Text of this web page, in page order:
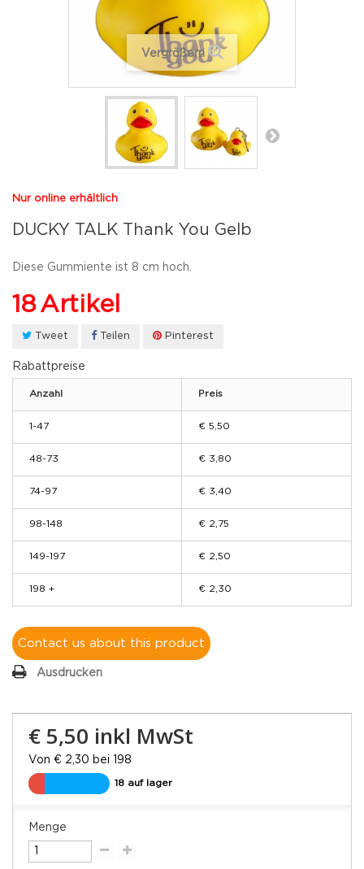
Vergrößern
Nur online erhältlich
DUCKY TALK Thank You Gelb
Diese Gummiente ist 8 cm hoch.
18Artikel
Tweet Teilen Pinterest
Rabattpreise
Anzahl Preis
1-47 € 5,50
48-73 € 3,80
74-97 € 3,40
98-148 € 2,75
149-197 € 2,50
198 + € 2,30
Contact us about this product
Ausdrucken
€ 5,50 inkl MwSt
Von € 2,30 bei 198
18 auf lager
Menge